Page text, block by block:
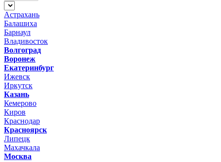
Астрахань
Балашиха
Барнаул
Владивосток
Волгоград
Воронеж
Екатеринбург
Ижевск
Иркутск
Казань
Кемерово
Киров
Краснодар
Красноярск
Липецк
Махачкала
Москва